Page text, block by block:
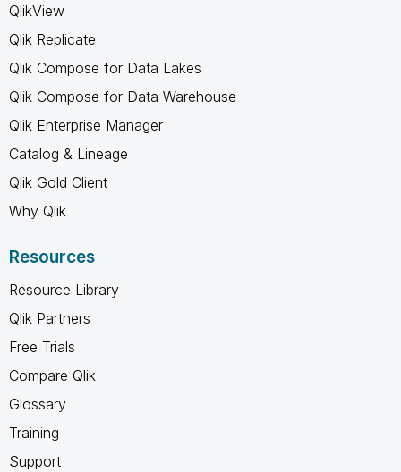
QlikView
Qlik Replicate
Qlik Compose for Data Lakes
Qlik Compose for Data Warehouse
Qlik Enterprise Manager
Catalog & Lineage
Qlik Gold Client
Why Qlik
Resources
Resource Library
Qlik Partners
Free Trials
Compare Qlik
Glossary
Training
Support